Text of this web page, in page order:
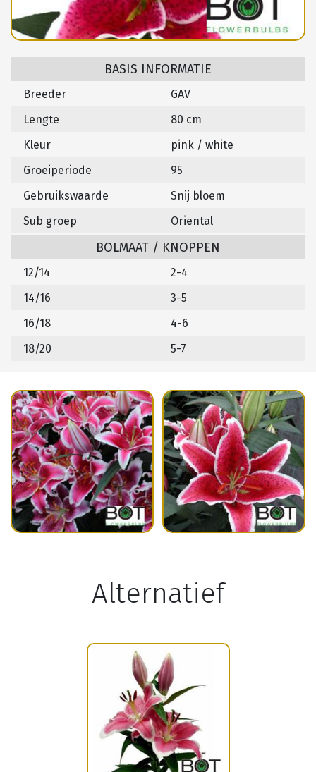
BASIS INFORMATIE
Breeder
GAV
Lengte
80 cm
Kleur
pink / white
Groeiperiode
95
Gebruikswaarde
Snij bloem
Sub groep
Oriental
BOLMAAT / KNOPPEN
12/14
2-4
14/16
3-5
16/18
4-6
18/20
5-7
Alternatief